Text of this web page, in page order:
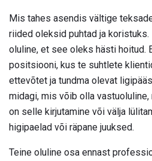
Mis tahes asendis vältige
riided oleksid puhtad ja
oluline, et see oleks hästi hoitud.
positsiooni, kus te suhtlete
ettevõtet ja tundma olevat
midagi, mis võib olla vastuoluline,
on selle kirjutamine või välja
higipaelad või räpane juuksed.
Teine oluline osa ennast